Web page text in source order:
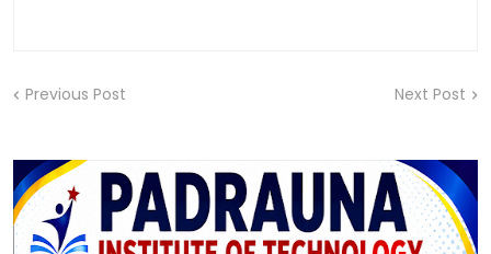
Previous Post Next Post